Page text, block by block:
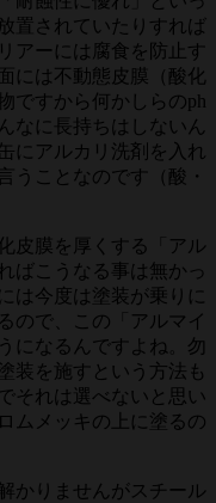
置されていたりすれば
アーには腐食を防止す
には不動態皮膜（酸化
ですから何かしらのph
なに長持ちはしないん
にアルカリ洗剤を入れ
うことなのです（酸・
皮膜を厚くする「アル
ばこうなる事は無かっ
は今度は塗装が乗りに
ので、この「アルマイ
になるんですよね。勿
装を施すという方法も
それは選べないと思い
ムメッキの上に塗るの
かりませんがスチール